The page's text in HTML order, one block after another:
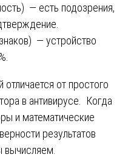
— есть подозрения,
— устройство
от простого
в антивирусе. Когда
и математические
результатов